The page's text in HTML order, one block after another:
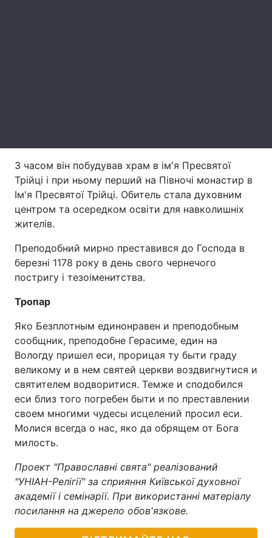
Тема оформлення
З часом він побудував храм в ім'я Пресвятої
Трійці і при ньому перший на Півночі монастир в
Ім'я Пресвятої Трійці. Обитель стала духовним
центром та осередком освіти для навколишніх
жителів.
Преподобний мирно преставився до Господа в
березні 1178 року в день свого чернечого
постригу і тезоіменитства.
Тропар
Яко Безплотным единонравен и преподобным
сообщник, преподобне Герасиме, един на
Вологду пришел еси, прорицая ту быти граду
великому и в нем святей церкви воздвигнутися и
святителем водворитися. Темже и сподобился
еси близ того погребен быти и по преставлении
своем многими чудесы исцелений просил еси.
Молися всегда о нас, яко да обрящем от Бога
милость.
Проект "Православні свята" реалізований
"УНІАН-Релігії" за сприяння Київської духовної
академії і семінарії. При використанні матеріалу
посилання на джерело обов'язкове.